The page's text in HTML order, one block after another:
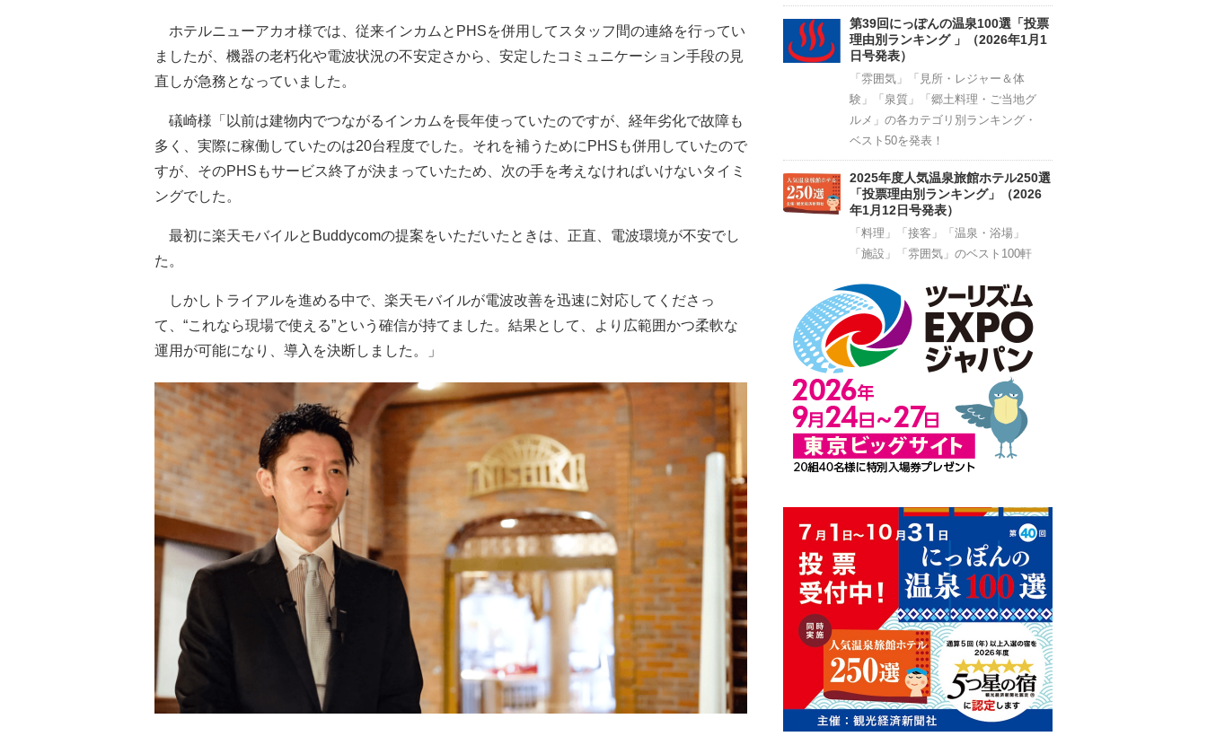
ホテルニューアカオ様では、従来インカムとPHSを併用してスタッフ間の連絡を行ってい
ましたが、機器の老朽化や電波状況の不安定さから、安定したコミュニケーション手段の見
直しが急務となっていました。
礒崎様 「以前は建物内でつながるインカムを長年使っていたのですが、経年劣化で故障も
多く、実際に稼働していたのは20台程度でした。それを補うためにPHSも併用していたので
すが、そのPHSもサービス終了が決まっていたため、次の手を考えなければいけないタイミ
ングでした。
最初に楽天モバイルとBuddycomの提案をいただいたときは、正直、電波環境が不安でし
た。
しかしトライアルを進める中で、楽天モバイルが電波改善を迅速に対応してくださっ
て、“これなら現場で使える”という確信が持てました。結果として、より広範囲かつ柔軟な
運用が可能になり、導入を決断しました。」
第39回にっぽんの温泉100選「投票
理由別ランキング 」（2026年1月1
日号発表）
「雰囲気」「見所・レジャー＆体
験」「泉質」「郷土料理・ご当地グ
ルメ」の各カテゴリ別ランキング・
ベスト50を発表！
2025年度人気温泉旅館ホテル250選
「投票理由別ランキング」（2026
年1月12日号発表）
「料理」「接客」「温泉・浴場」
「施設」「雰囲気」のベスト100軒